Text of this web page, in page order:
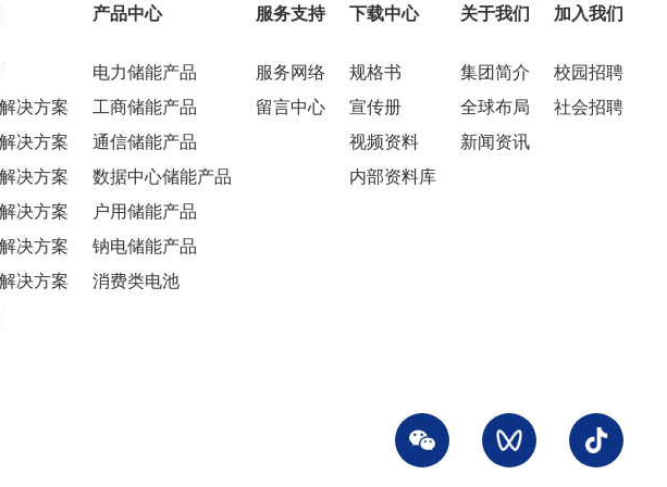
决方案
决方案
决方案
决方案
决方案
决方案
产品中心
电力储能产品
工商储能产品
通信储能产品
数据中心储能产品
户用储能产品
钠电储能产品
消费类电池
服务支持
服务网络
留言中心
下载中心
规格书
宣传册
视频资料
内部资料库
关于我们
集团简介
全球布局
新闻资讯
加入我们
校园招聘
社会招聘